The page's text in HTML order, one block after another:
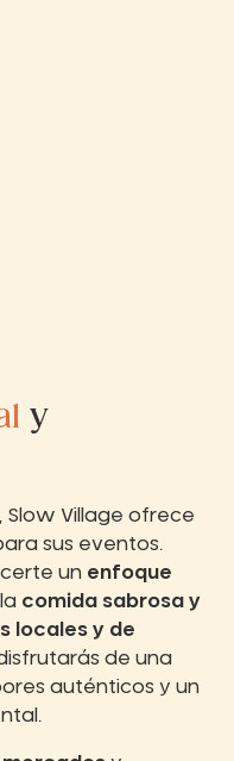
y
Slow Village ofrece
sus eventos.
un enfoque
comida sabrosa y
locales y de
de una
auténticos y un